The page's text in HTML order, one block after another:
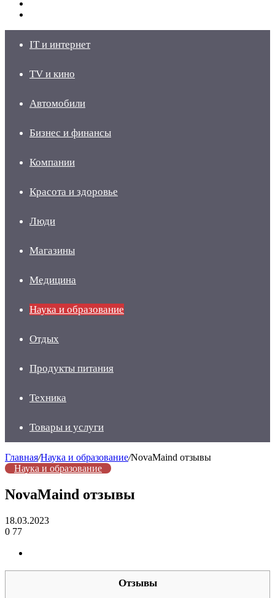
IT и интернет
TV и кино
Автомобили
Бизнес и финансы
Компании
Красота и здоровье
Люди
Магазины
Медицина
Наука и образование
Отдых
Продукты питания
Техника
Товары и услуги
Главная/Наука и образование/NovaMaind отзывы
Наука и образование
NovaMaind отзывы
18.03.2023
0 77
Отзывы